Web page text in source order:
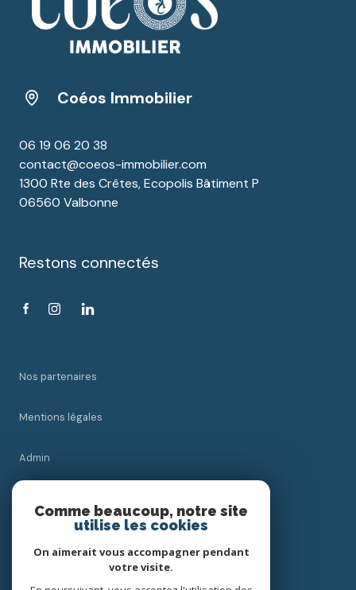
Coéos Immobilier
06 19 06 20 38
contact@coeos-immobilier.com
1300 Rte des Crêtes, Ecopolis Bâtiment P
06560 Valbonne
Restons connectés
Nos partenaires
Mentions légales
Admin
Comme beaucoup, notre site
utilise les cookies
On aimerait vous accompagner pendant
votre visite.